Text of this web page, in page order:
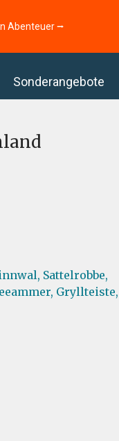
Abenteuer ⭢
Sonderangebote
Sattelrobbe,
Gryllteiste,